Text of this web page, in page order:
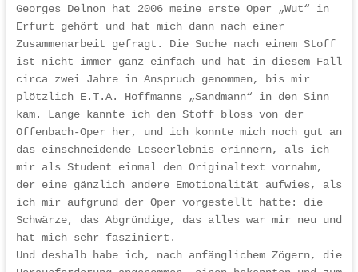
Georges Delnon hat 2006 meine erste Oper „Wut“ in
Erfurt gehört und hat mich dann nach einer
Zusammenarbeit gefragt. Die Suche nach einem Stoff
ist nicht immer ganz einfach und hat in diesem Fall
circa zwei Jahre in Anspruch genommen, bis mir
plötzlich E.T.A. Hoffmanns „Sandmann“ in den Sinn
kam. Lange kannte ich den Stoff bloss von der
Offenbach-Oper her, und ich konnte mich noch gut an
das einschneidende Leseerlebnis erinnern, als ich
mir als Student einmal den Originaltext vornahm,
der eine gänzlich andere Emotionalität aufwies, als
ich mir aufgrund der Oper vorgestellt hatte: die
Schwärze, das Abgründige, das alles war mir neu und
hat mich sehr fasziniert.
Und deshalb habe ich, nach anfänglichem Zögern, die